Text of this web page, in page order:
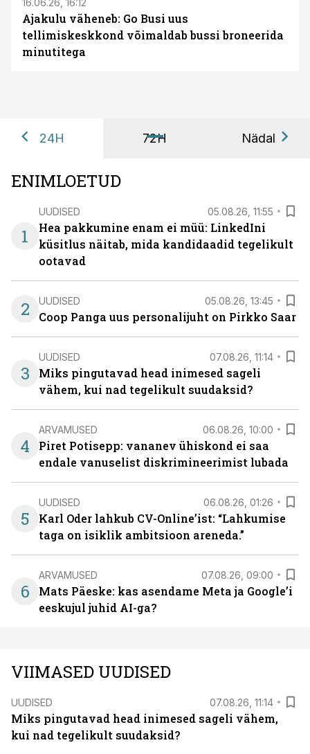
16.06.26, 16:12
Ajakulu väheneb: Go Busi uus
tellimiskeskkond võimaldab bussi broneerida
minutitega
24H 72H Nädal
ENIMLOETUD
1
UUDISED 05.08.26, 11:55
Hea pakkumine enam ei müü: LinkedIni
küsitlus näitab, mida kandidaadid tegelikult
ootavad
2 UUDISED 05.08.26, 13:45
Coop Panga uus personalijuht on Pirkko Saar
3
UUDISED 07.08.26, 11:14
Miks pingutavad head inimesed sageli
vähem, kui nad tegelikult suudaksid?
4
ARVAMUSED 06.08.26, 10:00
Piret Potisepp: vananev ühiskond ei saa
endale vanuselist diskrimineerimist lubada
5
UUDISED 06.08.26, 01:26
Karl Oder lahkub CV-Online’ist: “Lahkumise
taga on isiklik ambitsioon areneda.”
6
ARVAMUSED 07.08.26, 09:00
Mats Päeske: kas asendame Meta ja Google’i
eeskujul juhid AI-ga?
VIIMASED UUDISED
UUDISED 07.08.26, 11:14
Miks pingutavad head inimesed sageli vähem,
kui nad tegelikult suudaksid?